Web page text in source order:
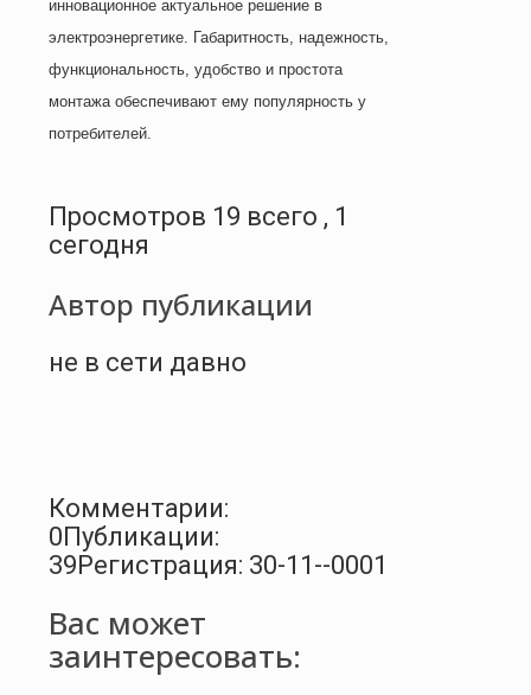
инновационное актуальное решение в
электроэнергетике. Габаритность, надежность,
функциональность, удобство и простота
монтажа обеспечивают ему популярность у
потребителей.
Просмотров 19 всего , 1
сегодня
Автор публикации
не в сети давно
Комментарии:
0 Публикации:
39 Регистрация: 30-11--0001
Вас может
заинтересовать: